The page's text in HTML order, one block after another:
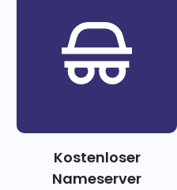
Kostenloser
Nameserver